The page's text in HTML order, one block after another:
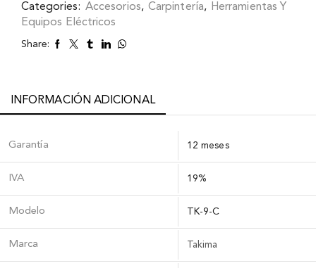
Categories: Accesorios, Carpintería, Herramientas Y
Equipos Eléctricos
Share:
INFORMACIÓN ADICIONAL
Garantía 12 meses
IVA 19%
Modelo TK-9-C
Marca Takima